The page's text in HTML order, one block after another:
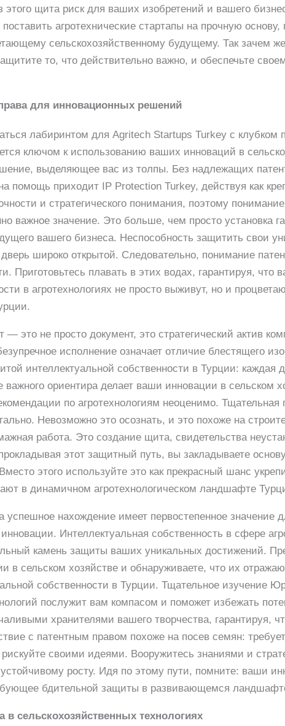
щита риск для ваших изобретений и вашего
агротехнические стартапы на прочную основу,
сельскохозяйственному будущему. Так зачем
то, что действительно важно, и обеспечьте
для инновационных решений
лабиринтом для Agritech Startups Turkey с клубком
ключом к использованию ваших инноваций в
выделяющее вас из толпы. Без надлежащих
помощь приходит IP Protection Turkey, действуя как
и стратегического понимания, поэтому
важное значение. Это больше, чем просто установка
вашего бизнеса. Неспособность защитить свои
широко открытой. Следовательно, понимание
Приготовьтесь плавать в этих водах, гарантируя, что
в агротехнологиях не просто выживут, но и
— это не просто документ, это стратегический актив
исполнение означает отличие блестящего
интеллектуальной собственности в Турции: каждая
важного ориентира делает ваши инновации в сельском
по агротехнологиям неоценимо. Тщательная
Невозможно это осознать, и это похоже на
работа. Это создание щита, свидетельства
этот защитный путь, вы закладываете
этого используйте это как прекрасный шанс
в динамичном агротехнологическом ландшафте
успешное нахождение имеет первостепенное значение
Интеллектуальная собственность в сфере
камень защиты ваших уникальных достижений.
в сельском хозяйстве и обнаруживаете, что их
собственности в Турции. Тщательное изучение
послужит вам компасом и поможет избежать
хранителями вашего творчества, гарантируя,
с патентным правом похоже на посев семян:
своими идеями. Вооружитесь знаниями и
росту. Идя по этому пути, помните: ваши
бдительной защиты в развивающемся
сельскохозяйственных технологиях